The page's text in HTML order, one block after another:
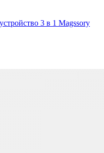
3 в 1 Magssory